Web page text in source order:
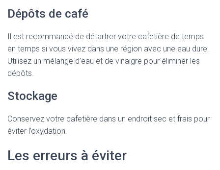
Dépôts de café
Il est recommandé de détartrer votre cafetière de temps
en temps si vous vivez dans une région avec une eau dure.
Utilisez un mélange d’eau et de vinaigre pour éliminer les
dépôts.
Stockage
Conservez votre cafetière dans un endroit sec et frais pour
éviter l’oxydation.
Les erreurs à éviter